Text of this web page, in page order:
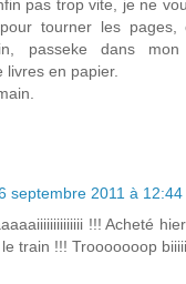
pas trop vite, je ne
tourner les pages,
passeke dans
livres en papier.
septembre 2011 à 12:44
!!! Acheté
train !!! Trooooooop